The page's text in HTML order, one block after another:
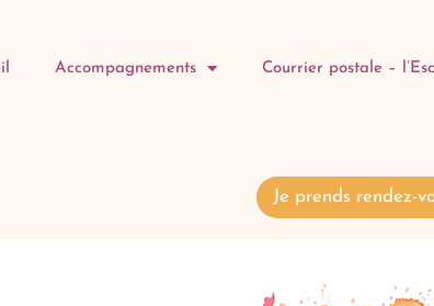
Accompagnements Courrier postale –
Je prends rendez-